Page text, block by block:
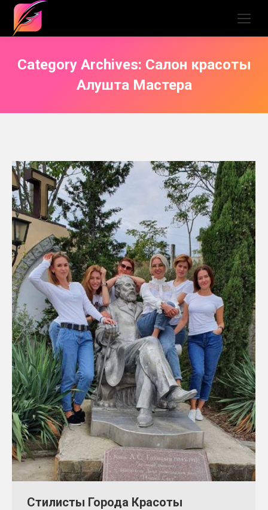
Category Archives: Салон красоты
Алушта Мастера
Стилисты Города Красоты